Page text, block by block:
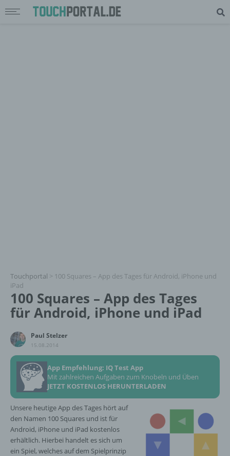
Touchportal > 100 Squares – App des Tages für Android, iPhone und
iPad
100 Squares – App des Tages
für Android, iPhone und iPad
Paul Stelzer
15.08.2014
App Empfehlung: IQ Test App
Mit zahlreichen Aufgaben zum Knobeln und Üben
JETZT KOSTENLOS HERUNTERLADEN
Unsere heutige App des Tages hört auf
den Namen 100 Squares und ist für
Android, iPhone und iPad kostenlos
erhältlich. Hierbei handelt es sich um
ein Spiel, welches auf dem Spielprinzip